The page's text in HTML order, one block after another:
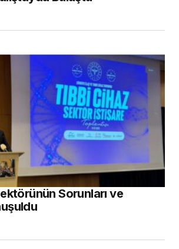
Sorunları ve